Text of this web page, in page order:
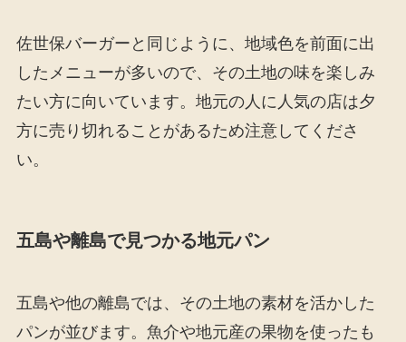
佐世保バーガーと同じように、地域色を前面に出
したメニューが多いので、その土地の味を楽しみ
たい方に向いています。地元の人に人気の店は夕
方に売り切れることがあるため注意してくださ
い。
五島や離島で見つかる地元パン
五島や他の離島では、その土地の素材を活かした
パンが並びます。魚介や地元産の果物を使ったも